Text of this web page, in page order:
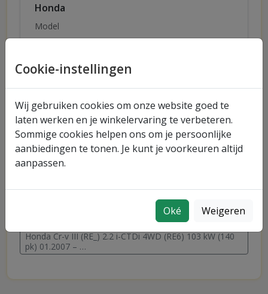
Cookie-instellingen
Wij gebruiken cookies om onze website goed te
laten werken en je winkelervaring te verbeteren.
Sommige cookies helpen ons om je persoonlijke
aanbiedingen te tonen. Je kunt je voorkeuren altijd
aanpassen.
Oké Weigeren
Honda
Model
Uitvoering
2.2 i-CTDi 4WD (RE6)
Vermogen
103 kW (140 pk)
Bouwjaar
01.2007 – …
Snel naar merken
Honda
Snel naar uitvoeringen
Honda Cr-v III (RE_) 2.2 i-CTDi 4WD (RE6) 103 kW (140
pk) 01.2007 – …